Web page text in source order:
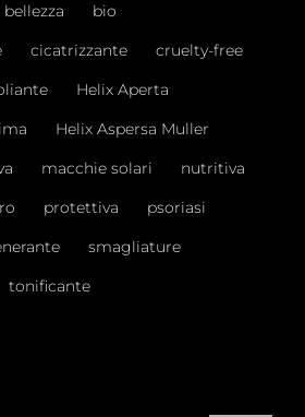
bellezza
bio
cicatrizzante
cruelty-free
Helix Aperta
Helix Aspersa Muller
macchie solari
nutritiva
protettiva
psoriasi
smagliature
tonificante